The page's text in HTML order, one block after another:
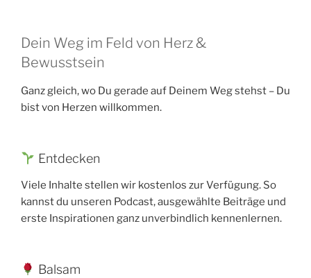
Dein Weg im Feld von Herz &
Bewusstsein
Ganz gleich, wo Du gerade auf Deinem Weg stehst – Du
bist von Herzen willkommen.
Entdecken
Viele Inhalte stellen wir kostenlos zur Verfügung. So
kannst du unseren Podcast, ausgewählte Beiträge und
erste Inspirationen ganz unverbindlich kennenlernen.
Balsam